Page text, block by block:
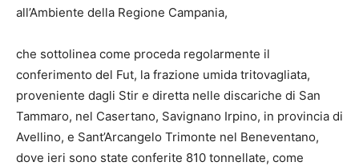
all’Ambiente della Regione Campania,
che sottolinea come proceda regolarmente il
conferimento del Fut, la frazione umida tritovagliata,
proveniente dagli Stir e diretta nelle discariche di San
Tammaro, nel Casertano, Savignano Irpino, in provincia di
Avellino, e Sant’Arcangelo Trimonte nel Beneventano,
dove ieri sono state conferite 810 tonnellate, come